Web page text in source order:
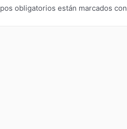
obligatorios están marcados con